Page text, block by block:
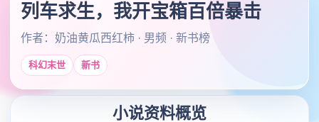
列车求生，我开宝箱百倍暴击
作者：奶油黄瓜西红柿 · 男频 · 新书榜
科幻末世 新书
小说资料概览